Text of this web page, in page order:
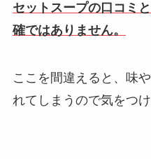
セットスープの口コミ
確ではありません。
ここを間違えると、味
れてしまうので気をつ